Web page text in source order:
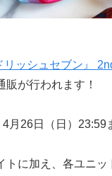
リッシュセブン』
が行われます！
月26日（日）23:59
トに加え、各ユニ